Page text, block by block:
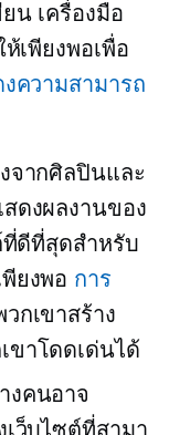
น เครื่องมือ
เพียงพอเพื่อ
ความสามารถ
จากศิลปินและ
ดงผลงานของ
ที่ดีที่สุดสำหรับ
ยงพอ การ
กเขาสร้าง
ขาโดดเด่นได้
งคนอาจ
ว็บไซต์ที่สามา